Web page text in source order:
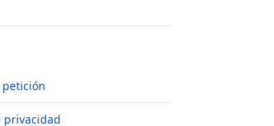
petición
privacidad